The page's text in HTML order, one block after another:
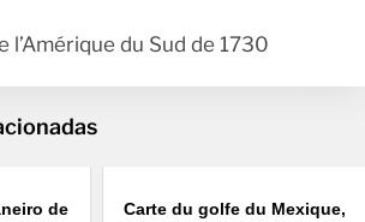
l’Amérique du Sud de 1730
de
Carte du golfe du Mexique,